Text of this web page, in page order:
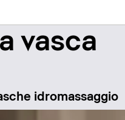
vasca
idromassaggio